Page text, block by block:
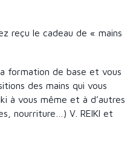
reçu le cadeau de « mains
formation de base et vous
des mains qui vous
à vous même et à d’autres
nourriture…) V. REIKI et